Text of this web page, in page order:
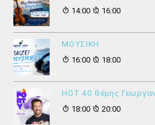
14:00
16:00
ΜΟΥΣΙΚΗ
16:00
18:00
HOT 40 Θέμης
18:00
20:00